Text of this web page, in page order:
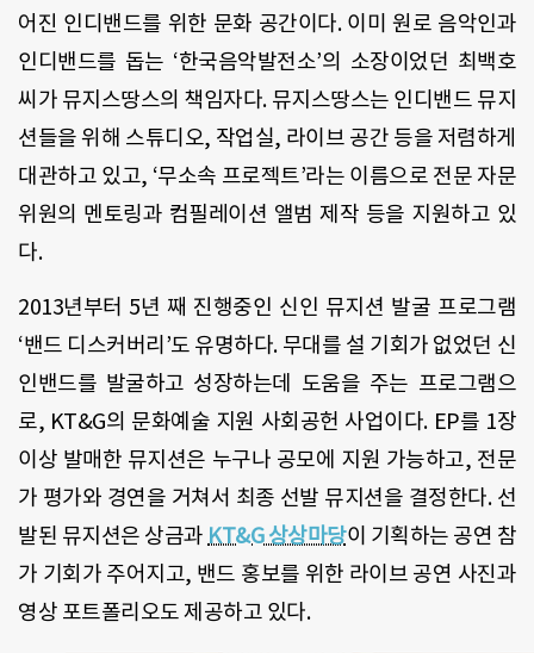
어진 인디밴드를 위한 문화 공간이다. 이미 원로 음악인과
인디밴드를 돕는 ‘한국음악발전소’의 소장이었던 최백호
씨가 뮤지스땅스의 책임자다. 뮤지스땅스는 인디밴드 뮤지
션들을 위해 스튜디오, 작업실, 라이브 공간 등을 저렴하게
대관하고 있고, ‘무소속 프로젝트’라는 이름으로 전문 자문
위원의 멘토링과 컴필레이션 앨범 제작 등을 지원하고 있
다.
2013년부터 5년 째 진행중인 신인 뮤지션 발굴 프로그램
‘밴드 디스커버리’도 유명하다. 무대를 설 기회가 없었던 신
인밴드를 발굴하고 성장하는데 도움을 주는 프로그램으
로, KT&G의 문화예술 지원 사회공헌 사업이다. EP를 1장
이상 발매한 뮤지션은 누구나 공모에 지원 가능하고, 전문
가 평가와 경연을 거쳐서 최종 선발 뮤지션을 결정한다. 선
발된 뮤지션은 상금과 KT&G 상상마당이 기획하는 공연 참
가 기회가 주어지고, 밴드 홍보를 위한 라이브 공연 사진과
영상 포트폴리오도 제공하고 있다.